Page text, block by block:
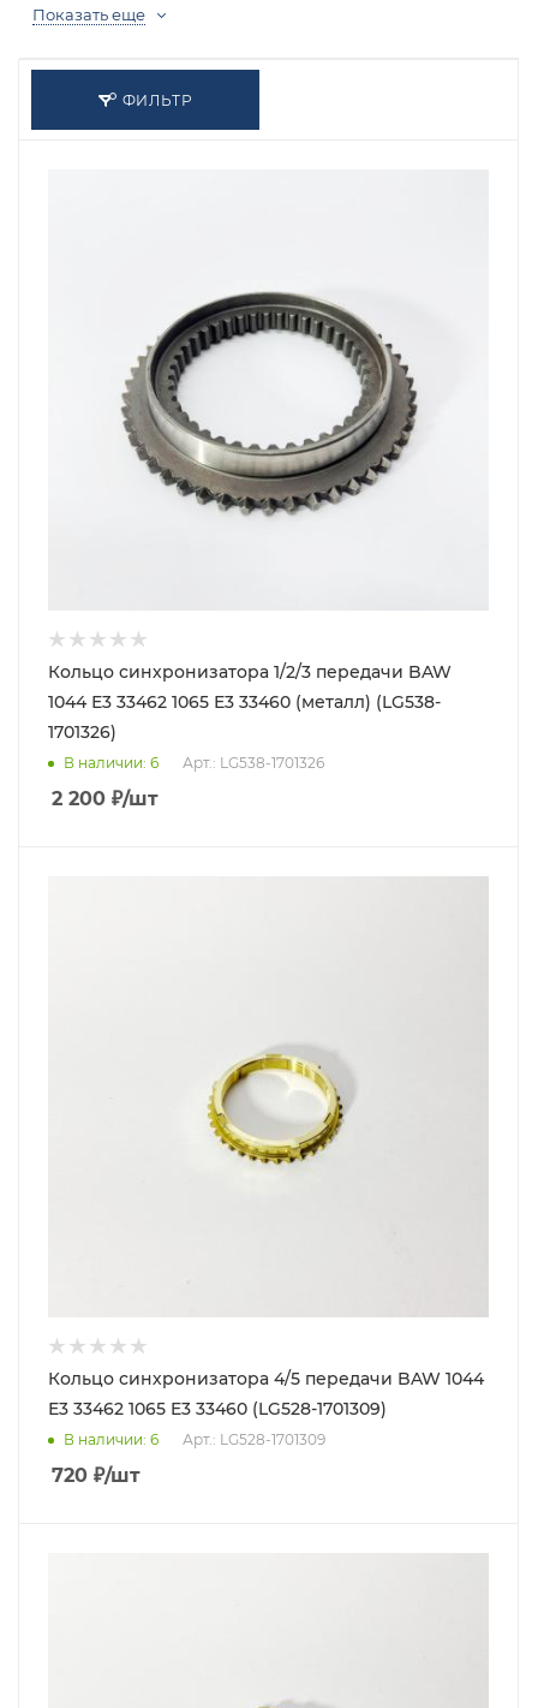
Показать еще
ФИЛЬТР
Кольцо синхронизатора 1/2/3 передачи BAW
1044 Е3 33462 1065 Е3 33460 (металл) (LG538-
1701326)
В наличии: 6 Арт.: LG538-1701326
2 200 ₽/шт
Кольцо синхронизатора 4/5 передачи BAW 1044
Е3 33462 1065 E3 33460 (LG528-1701309)
В наличии: 6 Арт.: LG528-1701309
720 ₽/шт